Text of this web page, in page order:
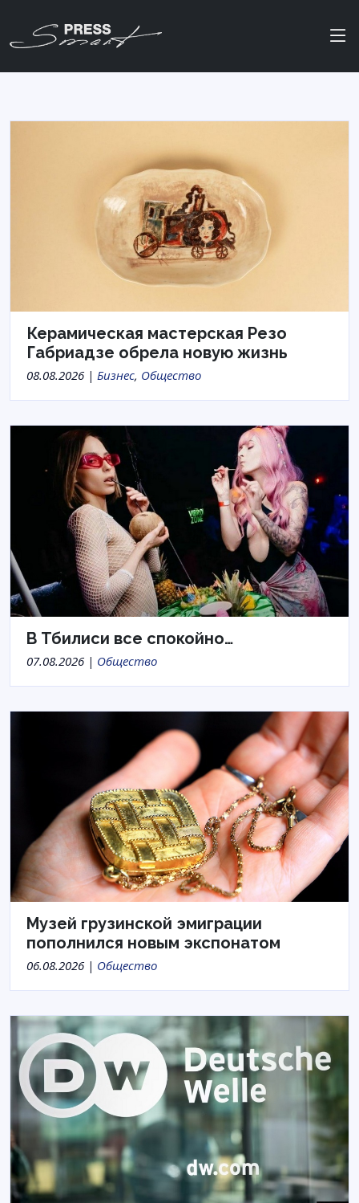
Керамическая мастерская Резо
Габриадзе обрела новую жизнь
08.08.2026 | Бизнес, Общество
В Тбилиси все спокойно…
07.08.2026 | Общество
Музей грузинской эмиграции
пополнился новым экспонатом
06.08.2026 | Общество